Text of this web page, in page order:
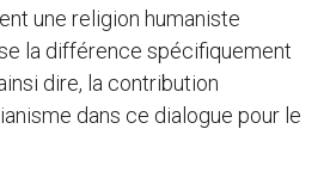
une religion humaniste
la différence spécifiquement
dire, la contribution
dans ce dialogue pour le